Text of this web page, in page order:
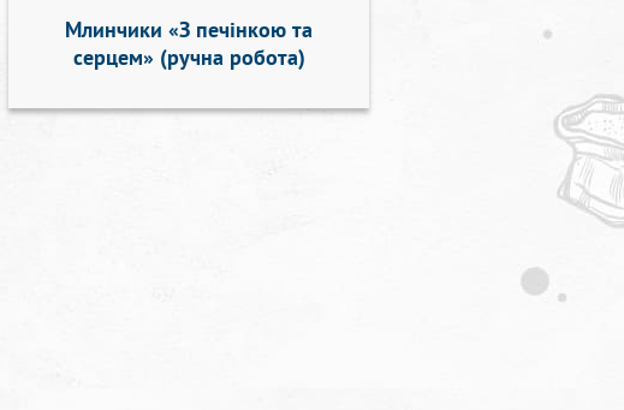
Млинчики «З печінкою та
серцем» (ручна робота)